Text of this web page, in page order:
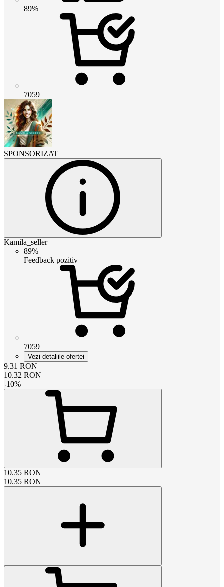
89%
7059
SPONSORIZAT
Kamila_seller
89%
Feedback pozitiv
7059
Vezi detaliile ofertei
9.31 RON
10.32 RON
-10%
10.35 RON
10.35 RON